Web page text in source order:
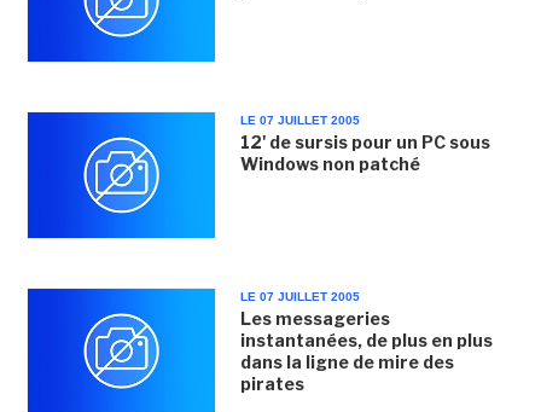
LE 07 JUILLET 2005
12' de sursis pour un PC sous
Windows non patché
LE 07 JUILLET 2005
Les messageries
instantanées, de plus en plus
dans la ligne de mire des
pirates